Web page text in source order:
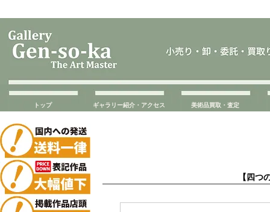
トップ ギャラリー紹介・アクセス 美術品買取・査定
【四つ